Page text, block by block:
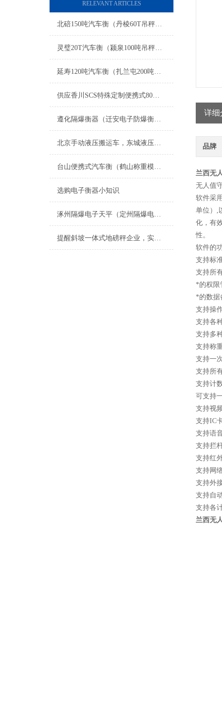
RELEVANT ARTICLES
北碚150吨汽车衡（丹棱60T吊秤）荣昌30吨地磅维修
灵璧20T汽车衡（颍泉100吨吊秤）怀远汽车地磅）祁门50T地磅维修
延寿120吨汽车衡（扎兰屯200吨吊秤）通河不锈钢台称维修
供应香川SCS特殊定制便携式80吨汽车磅
遵化隔爆衡器（迁安电子防爆衡器）朝阳防爆电子地磅维修
北京手动液压搬运车，东城液压搬运秤，叉车秤
台山便携式汽车衡（鹤山称重模块）潮阳称重模块）澄海地磅维修
选购电子衡器小知识
涿州隔爆电子天平（定州隔爆电子地磅）保定隔爆电子钢瓶秤维修
提醒斜坡一体式地磅秤企业，实惠的产品绝非劣质产品！
详细
品牌
兰西无
无人值
软件采
单位）,
化，有
性。
软件的
支持标
支持所
*的权限
*的数据
支持操
支持各
支持多
支持称
支持一
支持所
支持计
可支持
支持视
支持IC
支持语
支持拦
支持红
支持网
支持外
支持自
支持各
兰西无